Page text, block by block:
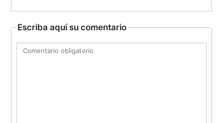
Escriba aquí su comentario